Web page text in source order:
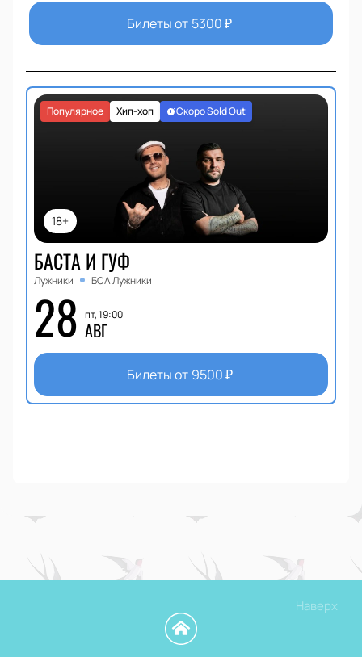
Билеты от 5300₽
18+
Хип-хоп
Популярное Скоро Sold Out
БАСТА И ГУФ
Лужники БСА Лужники
28 пт, 19:00
АВГ
Билеты от 9500₽
Наверх